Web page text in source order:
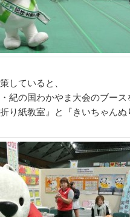
していると、
紀の国わかやま大会のブース
折り紙教室』と『きいちゃん